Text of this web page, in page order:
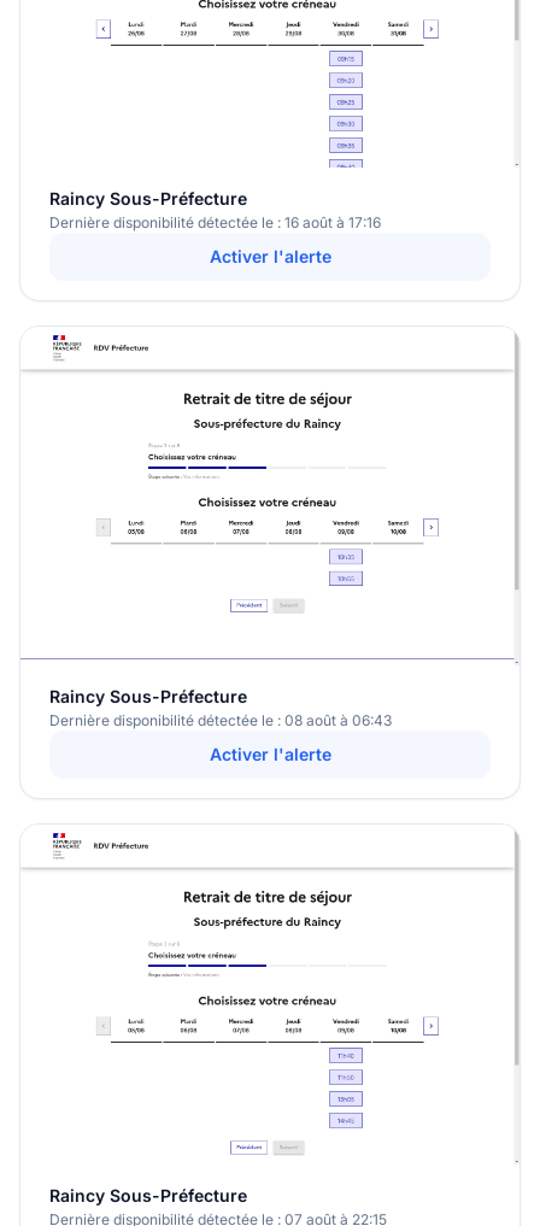
Raincy Sous-Préfecture
Dernière disponibilité détectée le : 16 août à 17:16
Activer l'alerte
Raincy Sous-Préfecture
Dernière disponibilité détectée le : 08 août à 06:43
Activer l'alerte
Raincy Sous-Préfecture
Dernière disponibilité détectée le : 07 août à 22:15